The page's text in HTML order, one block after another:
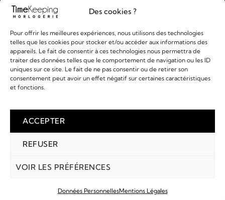
Des cookies ?
Pour offrir les meilleures expériences, nous utilisons des technologies
telles que les cookies pour stocker et/ou accéder aux informations des
appareils. Le fait de consentir à ces technologies nous permettra de
traiter des données telles que le comportement de navigation ou les ID
uniques sur ce site. Le fait de ne pas consentir ou de retirer son
consentement peut avoir un effet négatif sur certaines caractéristiques
et fonctions.
ACCEPTER
REFUSER
VOIR LES PRÉFÉRENCES
Données PersonnellesMentions Légales
02 31 47 49 97
contact@timekeeping.fr
Liens utiles
2026 © TIMEKEEPING - Réalisé par
MARQUES RECHERCHE